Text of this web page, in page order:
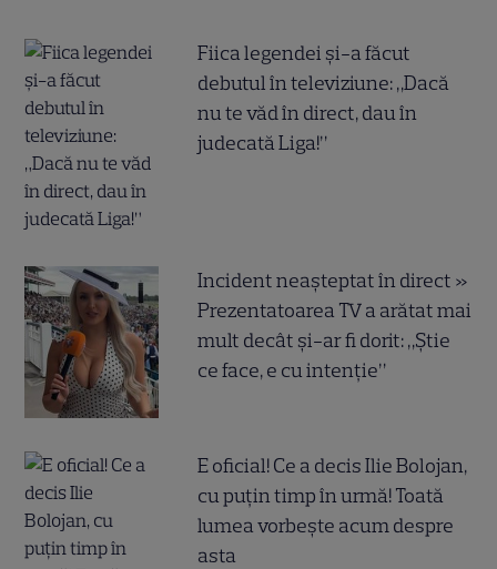
Fiica legendei și-a făcut
debutul în televiziune: „Dacă
nu te văd în direct, dau în
judecată Liga!”
Incident neașteptat în direct »
Prezentatoarea TV a arătat mai
mult decât și-ar fi dorit: „Știe
ce face, e cu intenție”
E oficial! Ce a decis Ilie Bolojan,
cu puțin timp în urmă! Toată
lumea vorbește acum despre
asta